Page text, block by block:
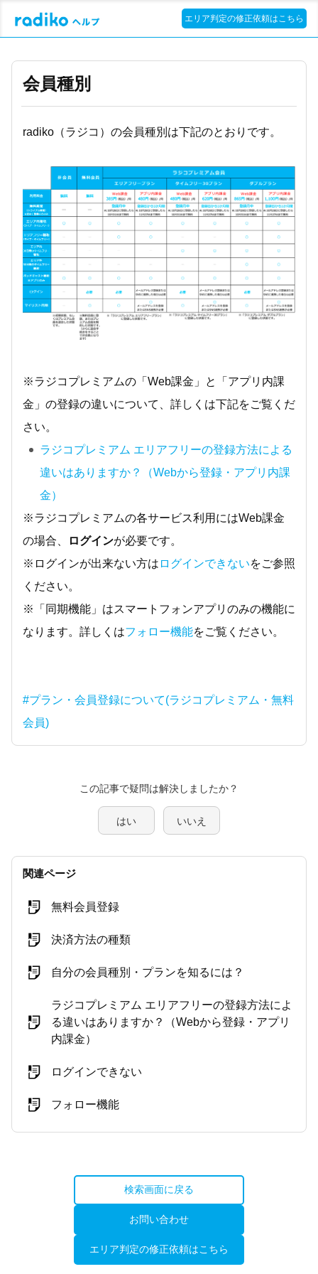
エリア判定の修正依頼はこちら
会員種別
radiko（ラジコ）の会員種別は下記のとおりです。
※ラジコプレミアムの「Web課金」と「アプリ内課
金」の登録の違いについて、詳しくは下記をご覧くだ
さい。
ラジコプレミアム エリアフリーの登録方法による
違いはありますか？（Webから登録・アプリ内課
金）
※ラジコプレミアムの各サービス利用にはWeb課金
の場合、
ログインが必要です。
※ログインが出来ない方は ログインできないをご参照
ください。
※「同期機能」はスマートフォンアプリのみの機能に
なります。詳しくはフォロー機能をご覧ください。
#プラン・会員登録について(ラジコプレミアム・無料
会員)
この記事で疑問は解決しましたか？
はい いいえ
関連ページ
無料会員登録
決済方法の種類
自分の会員種別・プランを知るには？
ラジコプレミアム エリアフリーの登録方法によ
る違いはありますか？（Webから登録・アプリ
内課金）
ログインできない
フォロー機能
検索画面に戻る
お問い合わせ
エリア判定の修正依頼はこちら